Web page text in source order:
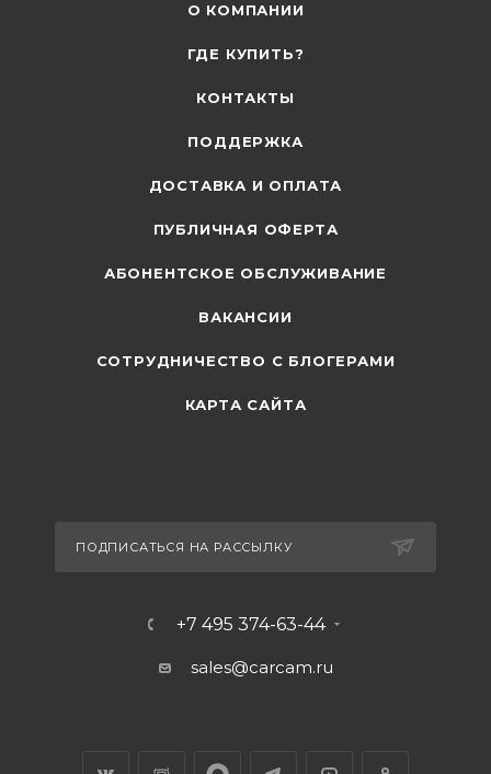
О КОМПАНИИ
ГДЕ КУПИТЬ?
КОНТАКТЫ
ПОДДЕРЖКА
ДОСТАВКА И ОПЛАТА
ПУБЛИЧНАЯ ОФЕРТА
АБОНЕНТСКОЕ ОБСЛУЖИВАНИЕ
ВАКАНСИИ
СОТРУДНИЧЕСТВО С БЛОГЕРАМИ
КАРТА САЙТА
ПОДПИСАТЬСЯ НА РАССЫЛКУ
+7 495 374-63-44
sales@carcam.ru